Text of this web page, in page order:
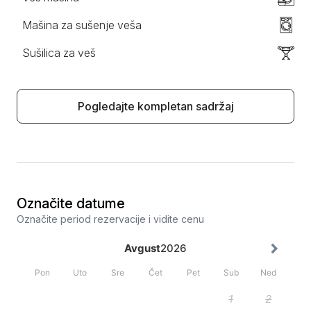
Mašina za sušenje veša
Sušilica za veš
Pogledajte kompletan sadržaj
Označite datume
Označite period rezervacije i vidite cenu